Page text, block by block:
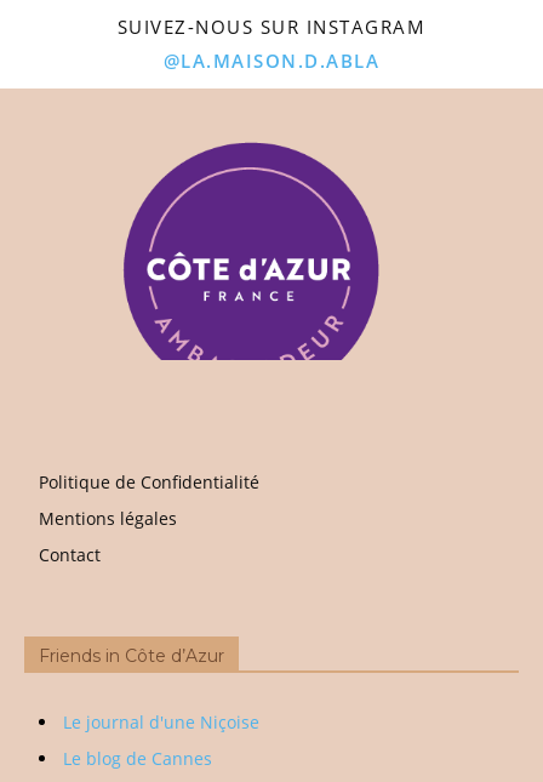
SUIVEZ-NOUS SUR INSTAGRAM
@LA.MAISON.D.ABLA
Politique de Confidentialité
Mentions légales
Contact
Friends in Côte d’Azur
Le journal d'une Niçoise
Le blog de Cannes